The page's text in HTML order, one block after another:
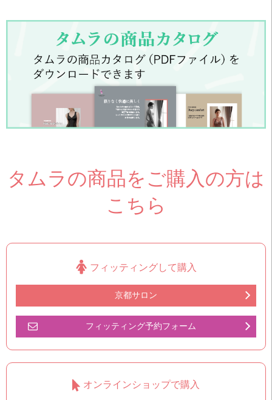
タムラの商品をご購入の方は
こちら
フィッティングして購入
京都サロン
フィッティング予約フォーム
オンラインショップで購入